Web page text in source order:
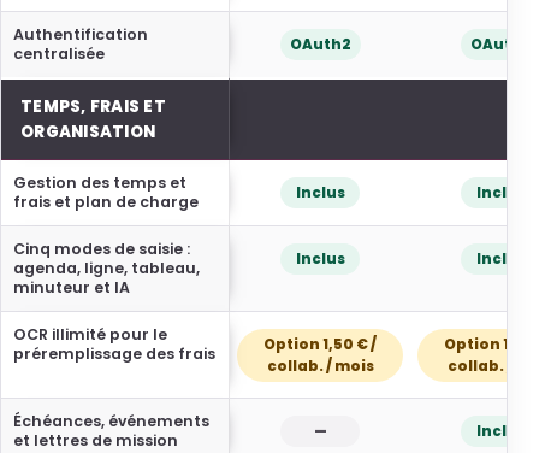
Authentification
centralisée
OAuth2 OAuth2
TEMPS, FRAIS ET
ORGANISATION
Gestion des temps et
frais et plan de charge
Inclus Inclus
Cinq modes de saisie :
agenda, ligne, tableau,
minuteur et IA
Inclus Inclus
OCR illimité pour le
préremplissage des frais
Option 1,50 € /
collab. / mois
Option 1,50
collab. /
Échéances, événements
et lettres de mission
— Inclus